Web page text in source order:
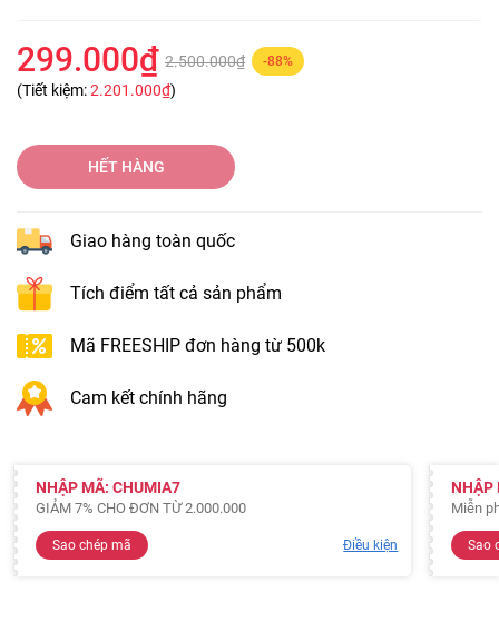
299.000₫ 2.500.000₫ -88%
(Tiết kiệm:2.201.000₫)
HẾT HÀNG
Giao hàng toàn quốc
Tích điểm tất cả sản phẩm
Mã FREESHIP đơn hàng từ 500k
Cam kết chính hãng
NHẬP MÃ: CHUMIA7
GIẢM 7% CHO ĐƠN TỪ 2.000.000
Sao chép mã Điều kiện
NHẬP
Miễn
Sao